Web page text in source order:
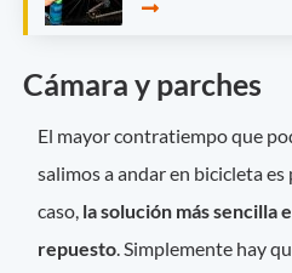
Cámara y parches
El mayor contratiempo que
salimos a andar en bicicleta
caso, la solución más sencilla
repuesto. Simplemente hay